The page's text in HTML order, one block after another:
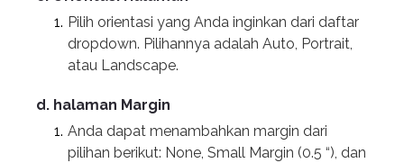
Pilih orientasi yang Anda inginkan dari daftar
dropdown. Pilihannya adalah Auto, Portrait,
atau Landscape.
d. halaman Margin
Anda dapat menambahkan margin dari
pilihan berikut: None, Small Margin (0.5 “), dan